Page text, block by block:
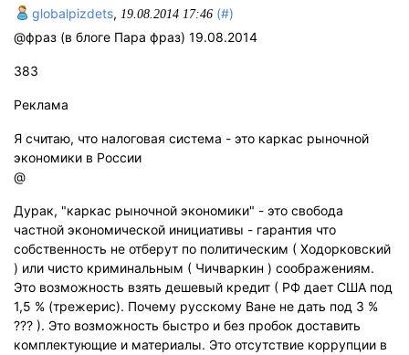
globalpizdets, 19.08.2014 17:46 (#)
@фраз (в блоге Пара фраз) 19.08.2014
383
Реклама
Я считаю, что налоговая система - это каркас рыночной
экономики в России
@
Дурак, "каркас рыночной экономики" - это свобода
частной экономической инициативы - гарантия что
собственность не отберут по политическим ( Ходорковский
) или чисто криминальным ( Чичваркин ) соображениям.
Это возможность взять дешевый кредит ( РФ дает США под
1,5 % (трежерис). Почему русскому Ване не дать под 3 %
??? ). Это возможность быстро и без пробок доставить
комплектующие и материалы. Это отсутствие коррупции в